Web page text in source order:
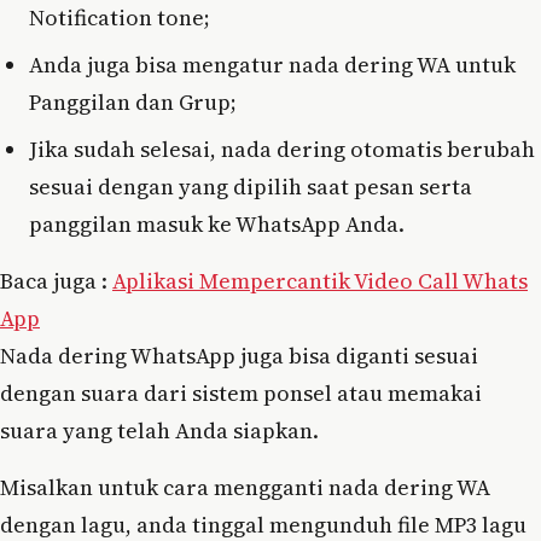
Notification tone;
Anda juga bisa mengatur nada dering WA untuk
Panggilan dan Grup;
Jika sudah selesai, nada dering otomatis berubah
sesuai dengan yang dipilih saat pesan serta
panggilan masuk ke WhatsApp Anda.
Baca juga : Aplikasi Mempercantik Video Call Whats
App
Nada dering WhatsApp juga bisa diganti sesuai
dengan suara dari sistem ponsel atau memakai
suara yang telah Anda siapkan.
Misalkan untuk cara mengganti nada dering WA
dengan lagu, anda tinggal mengunduh file MP3 lagu